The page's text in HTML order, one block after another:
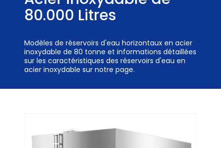
80.000 Litres
Modèles de réservoirs d'eau horizontaux en acier
inoxydable de 80 tonne et informations détaillées
sur les caractéristiques des réservoirs d'eau en
acier inoxydable sur notre page.